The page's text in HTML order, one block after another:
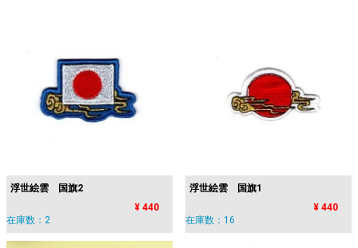
浮世絵雲 国旗2
¥ 440
在庫数：2
浮世絵雲 国旗1
¥ 440
在庫数：16